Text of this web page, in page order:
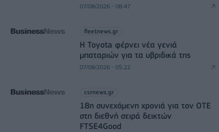
07/08/2026 - 08:47
fleetnews.gr
Η Toyota φέρνει νέα γενιά
μπαταριών για τα υβριδικά της
07/08/2026 - 05:22
csrnews.gr
18η συνεχόμενη χρονιά για τον ΟΤΕ
στη διεθνή σειρά δεικτών
FTSE4Good